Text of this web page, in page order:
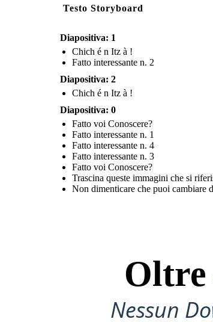
Testo Storyboard
Diapositiva: 1
Chich é n Itz à !
Fatto interessante n. 2
Diapositiva: 2
Chich é n Itz à !
Diapositiva: 0
Fatto voi Conoscere?
Fatto interessante n. 1
Fatto interessante n. 4
Fatto interessante n. 3
Fatto voi Conoscere?
Trascina queste immagini che si
Non dimenticare che puoi cambiare
Nessun